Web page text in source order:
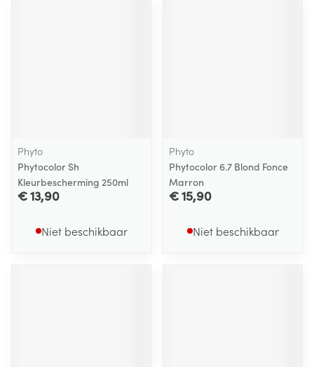
Phyto
Phytocolor Sh
Kleurbescherming 250ml
€ 13,90
Niet beschikbaar
Phyto
Phytocolor 6.7 Blond Fonce
Marron
€ 15,90
Niet beschikbaar